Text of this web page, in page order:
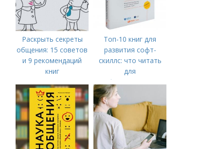
Раскрыть секреты
общения: 15 советов
и 9 рекомендаций
книг
Топ-10 книг для
развития софт-
скиллс: что читать
для
профессионального